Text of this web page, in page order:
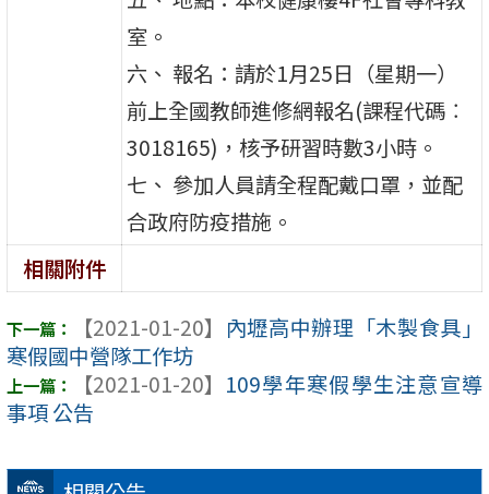
室。
六、 報名：請於1月25日（星期一）
前上全國教師進修網報名(課程代碼︰
3018165)，核予研習時數3小時。
七、 參加人員請全程配戴口罩，並配
合政府防疫措施。
相關附件
【2021-01-20】 內壢高中辦理「木製食具」
寒假國中營隊工作坊
【2021-01-20】 109學年寒假學生注意宣導
事項 公告